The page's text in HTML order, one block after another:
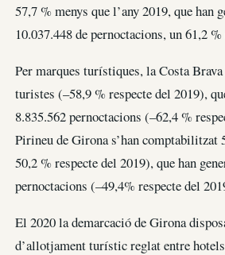
57,7 % menys que l’any 2019, que han
10.037.448 de pernoctacions, un 61,2
Per marques turístiques, la Costa
turistes (–58,9 % respecte del 2019),
8.835.562 pernoctacions (–62,4 %
Pirineu de Girona s’han comptabilitzat
50,2 % respecte del 2019), que han
pernoctacions (–49,4% respecte del
El 2020 la demarcació de Girona
d’allotjament turístic reglat entre